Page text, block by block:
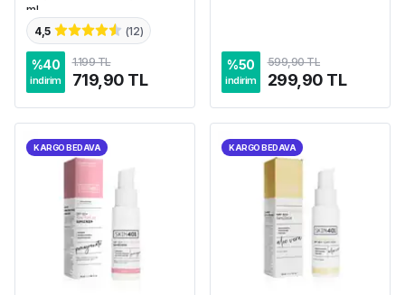
ml
4,5
(12)
%40
indirim
1.199 TL
719,90 TL
%50
indirim
599,90 TL
299,90 TL
KARGO BEDAVA KARGO BEDAVA